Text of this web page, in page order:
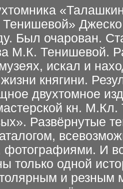
Был очарован.
М.К. Тенишевой.
искал и
княгини.
двухтомное
кн.
Развёрнутые
фотографиями. И
ы только одной
и резным